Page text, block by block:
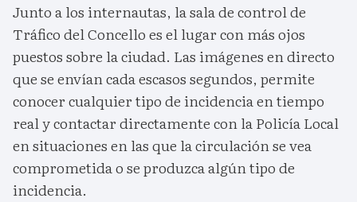
Junto a los internautas, la sala de control de
Tráfico del Concello es el lugar con más ojos
puestos sobre la ciudad. Las imágenes en directo
que se envían cada escasos segundos, permite
conocer cualquier tipo de incidencia en tiempo
real y contactar directamente con la Policía Local
en situaciones en las que la circulación se vea
comprometida o se produzca algún tipo de
incidencia.